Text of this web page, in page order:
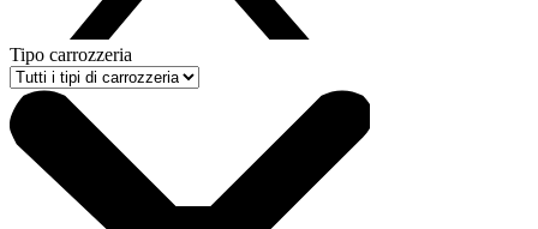
Tipo carrozzeria